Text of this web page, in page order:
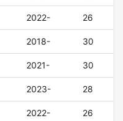
2022- 26
2018- 30
2021- 30
2023- 28
2022- 26